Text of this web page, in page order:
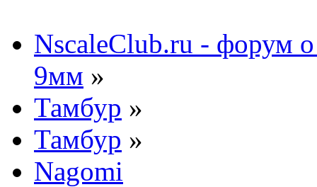
NscaleClub.ru - форум
9мм »
Тамбур »
Тамбур »
Nagomi